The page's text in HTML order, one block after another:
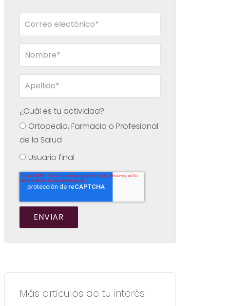
¿Cuál es tu actividad?
Ortopedia, Farmacia o Profesional
de la Salud
Usuario final
Más artículos de tu interés